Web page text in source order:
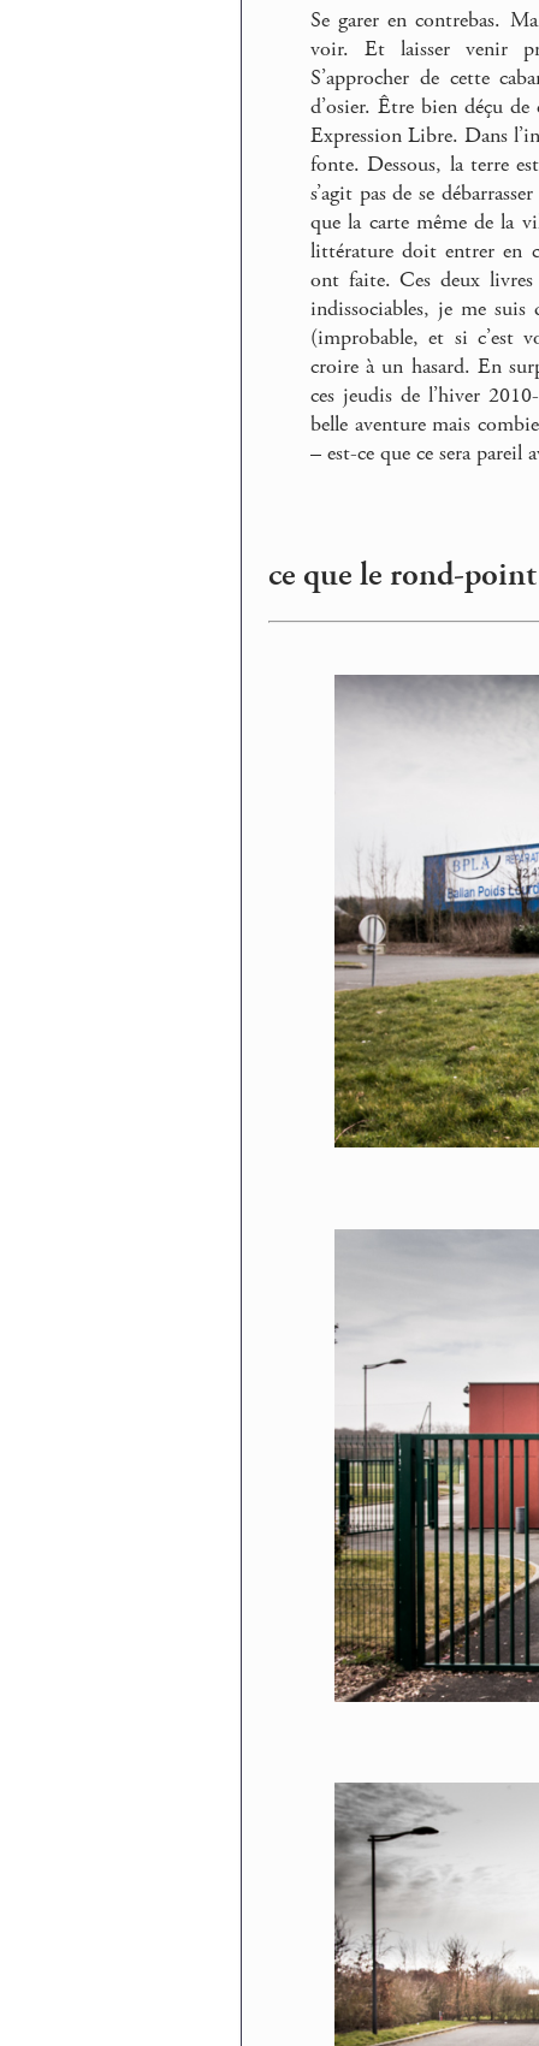
Se garer en contrebas.
voir. Et laisser venir
S’approcher de cette
d’osier. Être bien déçu
Expression Libre. Dans
fonte. Dessous, la terre
s’agit pas de se
que la carte même de la
littérature doit entrer en
ont faite. Ces deux
indissociables, je me suis
(improbable, et si c’est
croire à un hasard. En
ces jeudis de l’hiver
belle aventure mais
– est-ce que ce sera pareil
ce que le rond-